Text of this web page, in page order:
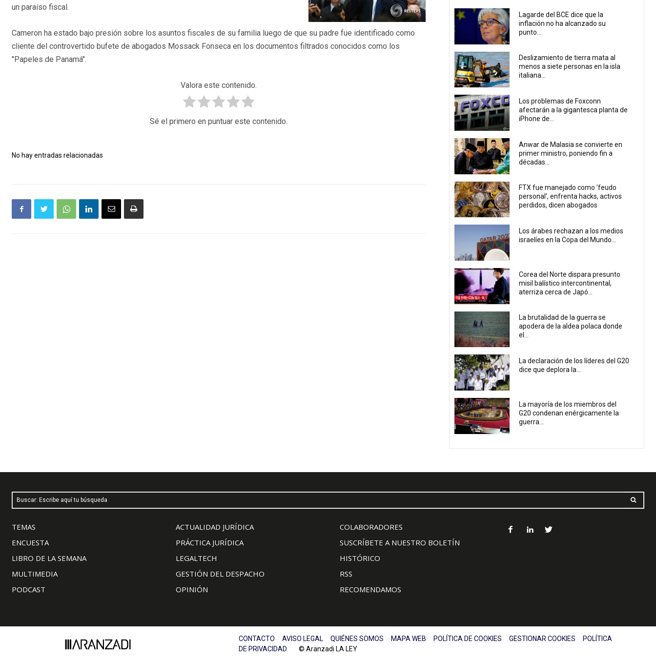
un paraíso fiscal.
Cameron ha estado bajo presión sobre los asuntos fiscales de su familia luego de que su padre fue identificado como
cliente del controvertido bufete de abogados Mossack Fonseca en los documentos filtrados conocidos como los
"Papeles de Panamá".
Valora este contenido.
Sé el primero en puntuar este contenido.
No hay entradas relacionadas
Lagarde del BCE dice que la
inflación no ha alcanzado su
punto...
Deslizamiento de tierra mata al
menos a siete personas en la isla
italiana...
Los problemas de Foxconn
afectarán a la gigantesca planta de
iPhone de...
Anwar de Malasia se convierte en
primer ministro, poniendo fin a
décadas...
FTX fue manejado como 'feudo
personal', enfrenta hacks, activos
perdidos, dicen abogados
Los árabes rechazan a los medios
israelíes en la Copa del Mundo...
Corea del Norte dispara presunto
misil balístico intercontinental,
aterriza cerca de Japó...
La brutalidad de la guerra se
apodera de la aldea polaca donde
el...
La declaración de los líderes del G20
dice que deplora la...
La mayoría de los miembros del
G20 condenan enérgicamente la
guerra...
Buscar: Escribe aquí tu búsqueda
TEMAS
ENCUESTA
LIBRO DE LA SEMANA
MULTIMEDIA
PODCAST
ACTUALIDAD JURÍDICA
PRÁCTICA JURÍDICA
LEGALTECH
GESTIÓN DEL DESPACHO
OPINIÓN
COLABORADORES
SUSCRÍBETE A NUESTRO BOLETÍN
HISTÓRICO
RSS
RECOMENDAMOS
CONTACTO AVISO LEGAL QUIÉNES SOMOS MAPA WEB POLÍTICA DE COOKIES GESTIONAR COOKIES
POLÍTICA
DE PRIVACIDAD © Aranzadi LA LEY